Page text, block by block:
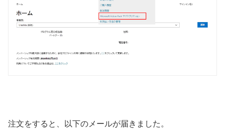
注文をすると、以下のメールが届きました。